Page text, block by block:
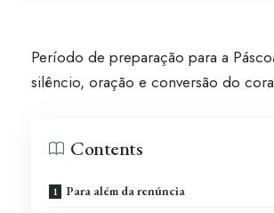
Período de preparação para a
silêncio, oração e conversão do
Contents
Para além da renúncia